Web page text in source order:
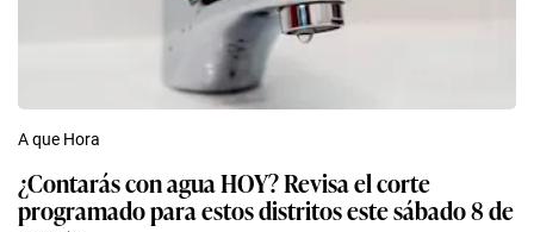
A que Hora
¿Contarás con agua HOY? Revisa el corte
programado para estos distritos este sábado 8 de